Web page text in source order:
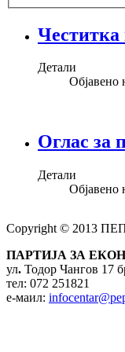
Честитка
Детали
Објавено
Оглас за
Детали
Објавено
Copyright © 2013
ПАРТИЈА ЗА
ул. Тодор Чангов 17
тел: 072 251821
е-маил: